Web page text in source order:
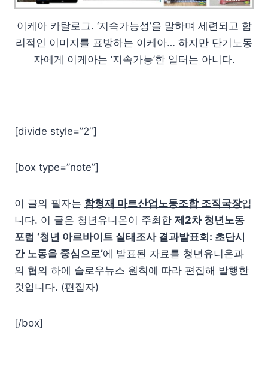
이케아 카탈로그. ‘지속가능성’을 말하며 세련되고 합
리적인 이미지를 표방하는 이케아… 하지만 단기노동
자에게 이케아는 ‘지속가능’한 일터는 아니다.
[divide style=”2″]
[box type=”note”]
이 글의 필자는 함형재 마트산업노동조합 조직국장입
니다. 이 글은 청년유니온이 주최한 제2차 청년노동
포럼 ‘청년 아르바이트 실태조사 결과발표회: 초단시
간 노동을 중심으로’에 발표된 자료를 청년유니온과
의 협의 하에 슬로우뉴스 원칙에 따라 편집해 발행한
것입니다. (편집자)
[/box]